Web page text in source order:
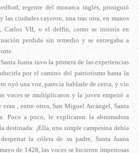
regente del monarca inglés, prosiguió
las ciudades cayeron, una tras otra, en manos
Carlos VII, o el delfín, como se insistía en
perdida sin remedio y se entregaba a
Juana tuvo la primera de las experiencias
por el camino del patriotismo hasta la
oyó una voz, parecía hablarle de cerca, y vio
voces se multiplicaron y la joven empezó a
eran , entre otros, San Miguel Arcángel, Santa
Poco a poco, le explicaron la abrumadora
destinada: ¡Ella, una simple campesina debía
la cólera de su padre, Santa Juana
de 1428, las voces se hicieron imperiosas